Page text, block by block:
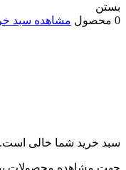
بستن
0 محصول
مشاهده سبد
سبد خرید شما خالی است.
جهت مشاهده محصولات